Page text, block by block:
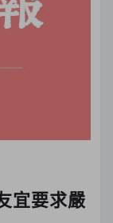
宜要求嚴